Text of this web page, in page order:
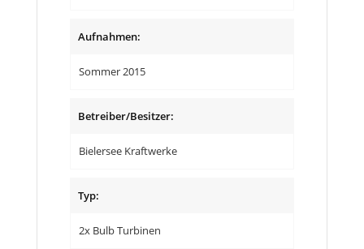
Aufnahmen:
Sommer 2015
Betreiber/Besitzer:
Bielersee Kraftwerke
Typ:
2x Bulb Turbinen